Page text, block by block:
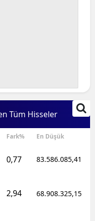
Çankırı
Çorum
Denizli
Diyarbakır
Elazığ
Tüm Hisseler
Fark% En Düşük
0,77 83.586.085,41
2,94 68.908.325,15